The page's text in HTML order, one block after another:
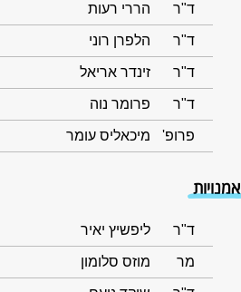
ד"ר הררי רעות
ד"ר הלפרן רוני
ד"ר זינדר אריאל
ד"ר פרומר נוה
פרופ' מיכאליס עומר
אמנויות
ד"ר ליפשיץ יאיר
מר מוזס סלומון